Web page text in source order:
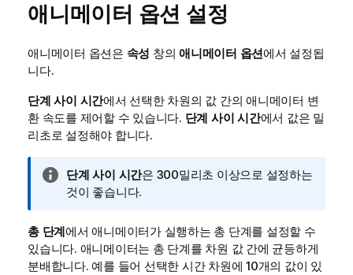
애니메이터 옵션 설정
애니메이터 옵션은 속성 창의 애니메이터 옵션에서 설정됩
니다.
단계 사이 시간에서 선택한 차원의 값 간의 애니메이터 변
환 속도를 제어할 수 있습니다. 단계 사이 시간에서 값은 밀
리초로 설정해야 합니다.
정
보
모
단계 사이 시간은 300밀리초 이상으로 설정하는
것이 좋습니다.
총 단계에서 애니메이터가 실행하는 총 단계를 설정할 수
있습니다. 애니메이터는 총 단계를 차원 값 간에 균등하게
분배합니다. 예를 들어 선택한 시간 차원에 10개의 값이 있